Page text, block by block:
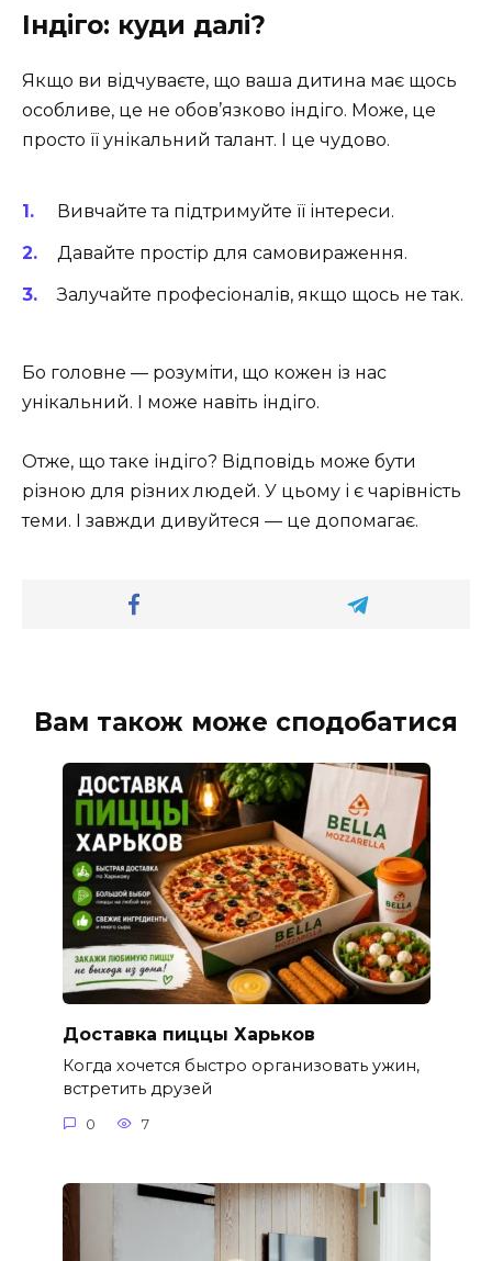
Індіго: куди далі?
Якщо ви відчуваєте, що ваша дитина має щось
особливе, це не обов’язково індіго. Може, це
просто її унікальний талант. І це чудово.
Вивчайте та підтримуйте її інтереси.
Давайте простір для самовираження.
Залучайте професіоналів, якщо щось не так.
Бо головне — розуміти, що кожен із нас
унікальний. І може навіть індіго.
Отже, що таке індіго? Відповідь може бути
різною для різних людей. У цьому і є чарівність
теми. І завжди дивуйтеся — це допомагає.
Вам також може сподобатися
Доставка пиццы Харьков
Когда хочется быстро организовать ужин,
встретить друзей
0 7